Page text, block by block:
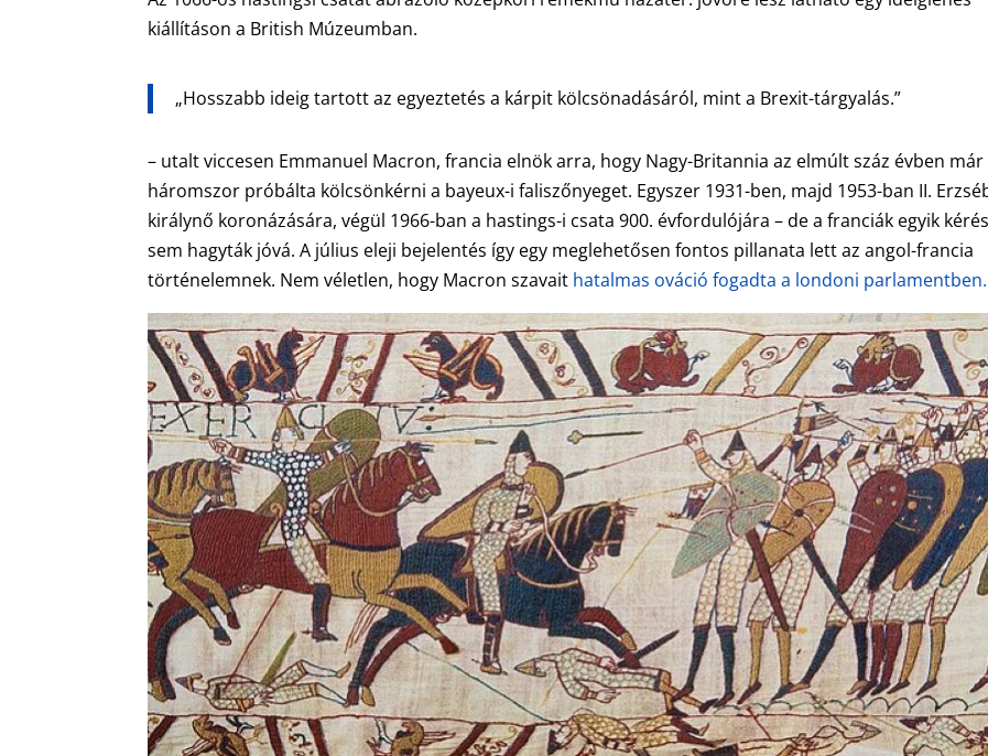
kiállításon a British Múzeumban.
„Hosszabb ideig tartott az egyeztetés a kárpit kölcsönadásáról, mint a Brexit-tárgyalás.”
– utalt viccesen Emmanuel Macron, francia elnök arra, hogy Nagy-Britannia az elmúlt száz évben már
háromszor próbálta kölcsönkérni a bayeux-i faliszőnyeget. Egyszer 1931-ben, majd 1953-ban II.
királynő koronázására, végül 1966-ban a hastings-i csata 900. évfordulójára – de a franciák egyik
sem hagyták jóvá. A július eleji bejelentés így egy meglehetősen fontos pillanata lett az angol-francia
történelemnek. Nem véletlen, hogy Macron szavait hatalmas ováció fogadta a londoni parlamentben.